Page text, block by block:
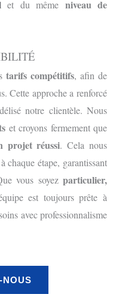
et du même niveau de
tarifs compétitifs, afin de
Cette approche a renforcé
notre clientèle. Nous
et croyons fermement que
projet réussi. Cela nous
chaque étape, garantissant
vous soyezparticulier,
est toujours prête à
avec professionnalisme
NOUS